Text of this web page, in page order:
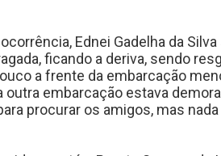
Ednei Gadelha da
ficando a deriva, sendo
a frente da embarcação
outra embarcação estava
procurar os amigos, mas